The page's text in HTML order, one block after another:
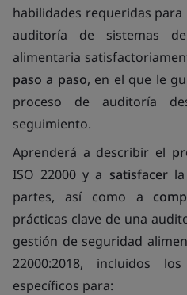
habilidades requeridas
auditoría de sistemas
alimentaria
paso a paso, en el que le
proceso de auditoría
seguimiento.
Aprenderá a describir el
ISO 22000 y a satisfacerla
partes, así como a
prácticas clave de una
gestión de seguridad
22000:2018, incluidos
específicos para: